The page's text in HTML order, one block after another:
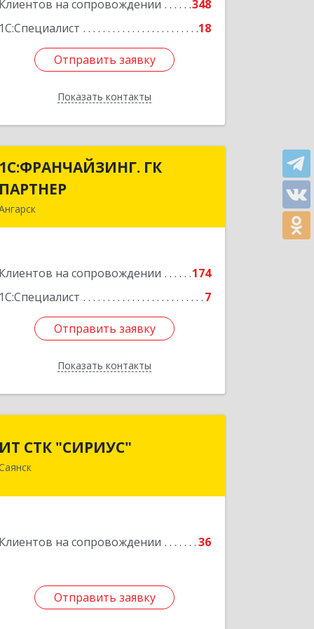
Клиентов на сопровождении
348
1С:Специалист
18
Отправить заявку
Показать контакты
Отправить заявку
Назад
1С:ФРАНЧАЙЗИНГ. ГК
ПАРТНЕР
Клиентов на сопровождении
174
1С:Специалист
7
Отправить заявку
Показать контакты
1С:ФРАНЧАЙЗИНГ. ГК
Подробнее
Отправить заявку
Назад
ИТ СТК "СИРИУС"
Клиентов на сопровождении 36
Отправить заявку
Отправить заявку